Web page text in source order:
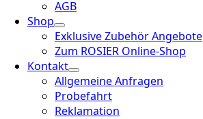
AGB
Shop
Exklusive Zubehör Angebote
Zum ROSIER Online-Shop
Kontakt
Allgemeine Anfragen
Probefahrt
Reklamation